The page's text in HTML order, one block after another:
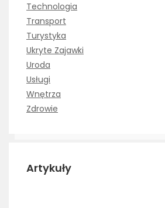
Technologia
Transport
Turystyka
Ukryte Zajawki
Uroda
Usługi
Wnętrza
Zdrowie
Artykuły